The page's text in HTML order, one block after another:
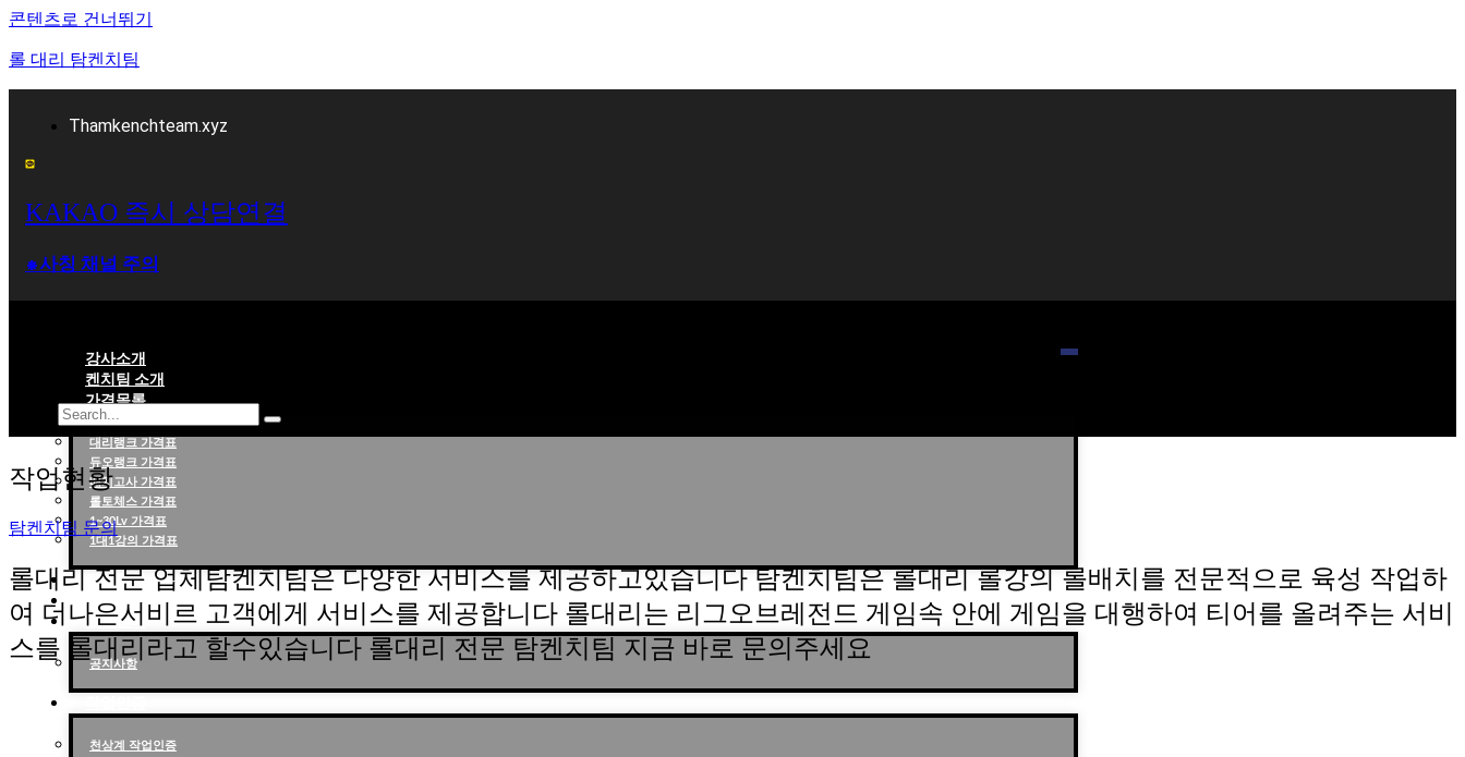
콘텐츠로 건너뛰기
롤 대리 탐켄치팀
Thamkenchteam.xyz
KAKAO 즉시 상담연결
⁕사칭 채널 주의
강사소개
켄치팀 소개
가격목록
대리랭크 가격표
듀오랭크 가격표
배치고사 가격표
롤토체스 가격표
1~30Lv 가격표
1대1강의 가격표
작업현황
작업후기
고객센터
공지사항
천상계 작업인증
작업현황
탐켄치팀 문의
롤대리 전문 업체탐켄치팀은 다양한 서비스를 제공하고있습니다 탐켄치팀은 롤대리 롤강의 롤배치를 전문적으로 육성 작업하
여 더나은서비르 고객에게 서비스를 제공합니다 롤대리는 리그오브레전드 게임속 안에 게임을 대행하여 티어를 올려주는 서비
스를 롤대리라고 할수있습니다 롤대리 전문 탐켄치팀 지금 바로 문의주세요